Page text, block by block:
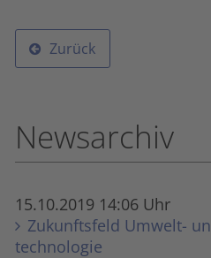
Zurück
Newsarchiv
15.10.2019 14:06 Uhr
Zukunftsfeld Umwelt-
technologie